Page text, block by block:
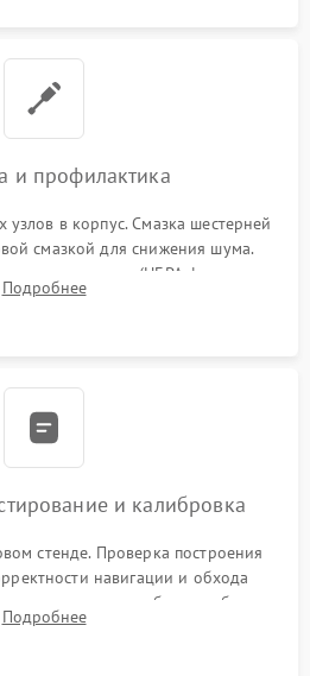
и профилактика
в корпус. Смазка шестерней
смазкой для снижения шума.
материалов (HEPA-фильтров,
фиксация разъемов и
Подробнее
и калибровка
стенде. Проверка построения
навигации и обхода
всасывания и работы турбины.
возврата на док-станцию и
Подробнее